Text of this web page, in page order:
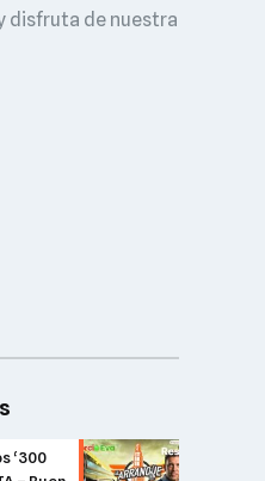
disfruta de nuestra
‘300